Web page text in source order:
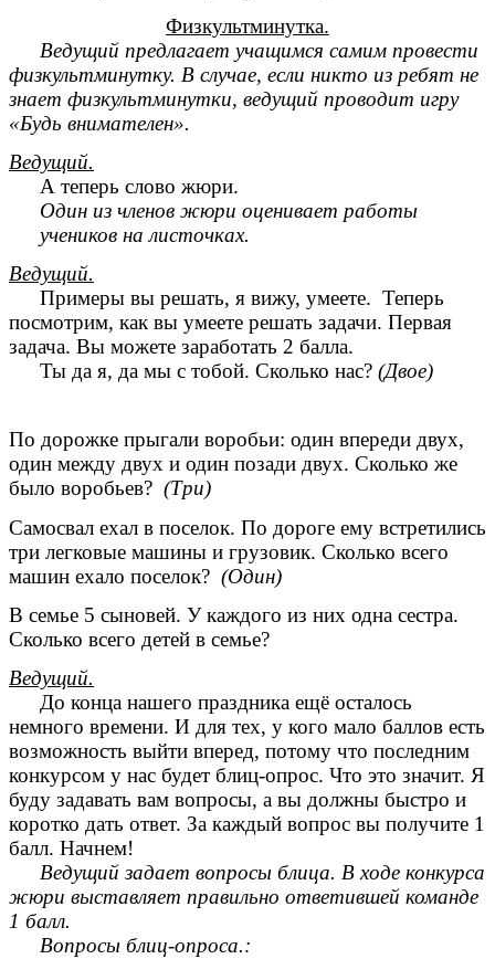
Физкультминутка.
Ведущий предлагает учащимся самим провести
физкультминутку. В случае, если никто из ребят не
знает физкультминутки, ведущий проводит игру
«Будь внимателен».
Ведущий.
А теперь слово жюри.
Один из членов жюри оценивает работы
учеников на листочках.
Ведущий.
Примеры вы решать, я вижу, умеете. Теперь
посмотрим, как вы умеете решать задачи. Первая
задача. Вы можете заработать 2 балла.
Ты да я, да мы с тобой. Сколько нас?(Двое)
По дорожке прыгали воробьи: один впереди двух,
один между двух и один позади двух. Сколько же
было воробьев? (Три)
Самосвал ехал в поселок. По дороге ему встретились
три легковые машины и грузовик. Сколько всего
машин ехало поселок? (Один)
В семье 5 сыновей. У каждого из них одна сестра.
Сколько всего детей в семье?
Ведущий.
До конца нашего праздника ещё осталось
немного времени. И для тех, у кого мало баллов есть
возможность выйти вперед, потому что последним
конкурсом у нас будет блиц-опрос. Что это значит. Я
буду задавать вам вопросы, а вы должны быстро и
коротко дать ответ. За каждый вопрос вы получите 1
балл. Начнем!
Ведущий задает вопросы блица. В ходе конкурса
жюри выставляет правильно ответившей команде
1 балл.
Вопросы блиц-опроса.: